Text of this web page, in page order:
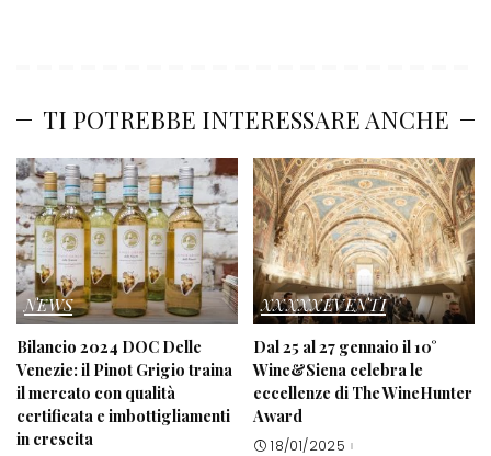
TI POTREBBE INTERESSARE ANCHE
NEWS
Bilancio 2024 DOC Delle
Venezie: il Pinot Grigio traina
il mercato con qualità
certificata e imbottigliamenti
in crescita
XXXXXEVENTI
Dal 25 al 27 gennaio il 10°
Wine&Siena celebra le
eccellenze di The WineHunter
Award
18/01/2025